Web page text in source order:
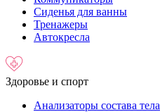
Сиденья для ванны
Тренажеры
Автокресла
Здоровье и спорт
Анализаторы состава тела